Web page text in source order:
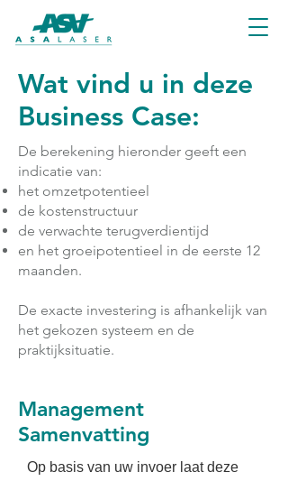
Wat vind u in deze
Business Case:
De berekening hieronder geeft een
indicatie van:
het omzetpotentieel
de kostenstructuur
de verwachte terugverdientijd
en het groeipotentieel in de eerste 12
maanden.
De exacte investering is afhankelijk van
het gekozen systeem en de
praktijksituatie.
Management
Samenvatting
Op basis van uw invoer laat deze